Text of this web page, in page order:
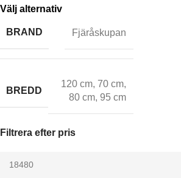
Filtrera efter pris
Välj alternativ
BRAND Fjäråskupan
BREDD
120 cm, 70 cm,
80 cm, 95 cm